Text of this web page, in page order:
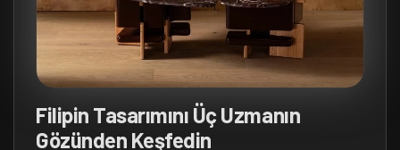
Filipin Tasarımını Üç Uzmanın
Gözünden Keşfedin